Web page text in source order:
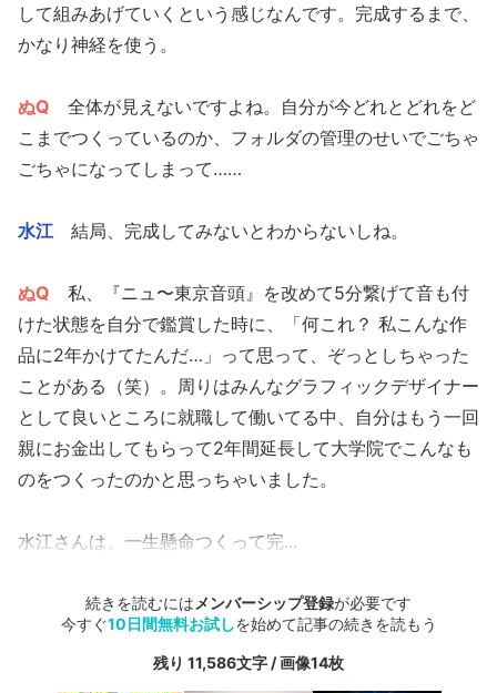
して組みあげていくという感じなんです。完成するまで、
かなり神経を使う。
ぬQ 全体が見えないですよね。自分が今どれとどれをど
こまでつくっているのか、フォルダの管理のせいでごちゃ
ごちゃになってしまって……
水江 結局、完成してみないとわからないしね。
ぬQ 私、『ニュ〜東京音頭』を改めて5分繋げて音も付
けた状態を自分で鑑賞した時に、「何これ？ 私こんな作
品に2年かけてたんだ…」って思って、ぞっとしちゃった
ことがある（笑）。周りはみんなグラフィックデザイナー
として良いところに就職して働いてる中、自分はもう一回
親にお金出してもらって2年間延長して大学院でこんなも
のをつくったのかと思っちゃいました。
水江さんは、一生懸命つくって完...
続きを読むには メンバーシップ登録が必要です
今すぐ10日間無料お試しを始めて記事の続きを読もう
残り 11,586文字 / 画像14枚